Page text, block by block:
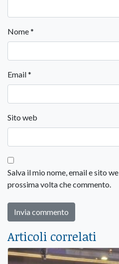
Nome*
Email*
Sito web
Salva il mio nome, email e sito
prossima volta che commento.
Articoli correlati